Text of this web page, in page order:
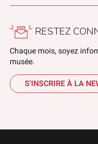
RESTEZ
Chaque mois, soyez
musée.
S'INSCRIRE À LA